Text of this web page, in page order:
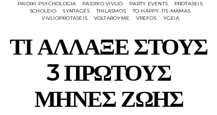
PAIDIKI PSYCHOLOGIA
PAIDIKO VIVLIO PARTY EVENTS
PROTASEIS
SCHOLEIO
SYNTAGES THILASMOS
TO-HAPPY-TIS-MAMAS
VIVLIOPROTASEIS
VOLTAROYME VREFOS YGEIA
ΤΙ ΑΛΛΑΞΕ ΣΤΟΥΣ
3 ΠΡΩΤΟΥΣ
ΜΗΝΕΣ ΖΩΗΣ